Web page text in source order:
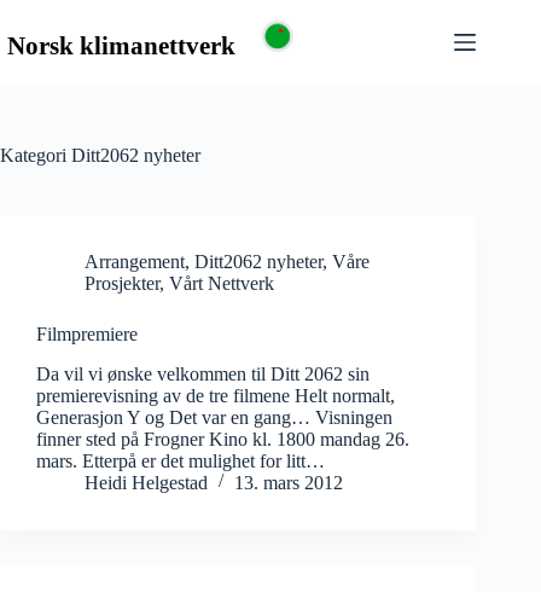
Kategori Ditt2062 nyheter
Arrangement, Ditt2062 nyheter, Våre
Prosjekter, Vårt Nettverk
Filmpremiere
Da vil vi ønske velkommen til Ditt 2062 sin
premierevisning av de tre filmene Helt normalt,
Generasjon Y og Det var en gang… Visningen
finner sted på Frogner Kino kl. 1800 mandag 26.
mars. Etterpå er det mulighet for litt…
Heidi Helgestad
13. mars 2012